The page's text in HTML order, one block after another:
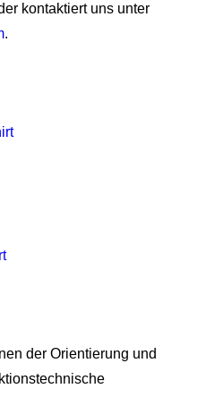
kontaktiert uns unter
.
der Orientierung und